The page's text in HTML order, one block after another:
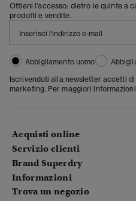
Ottieni l'accesso: dietro le quinte a
prodotti e vendite.
Abbigliamento uomo
Iscrivendoti alla newsletter accetti
marketing. Per maggiori
Acquisti online
Servizio clienti
Brand Superdry
Informazioni
Trova un negozio